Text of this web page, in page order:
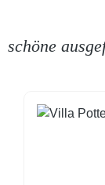
schöne